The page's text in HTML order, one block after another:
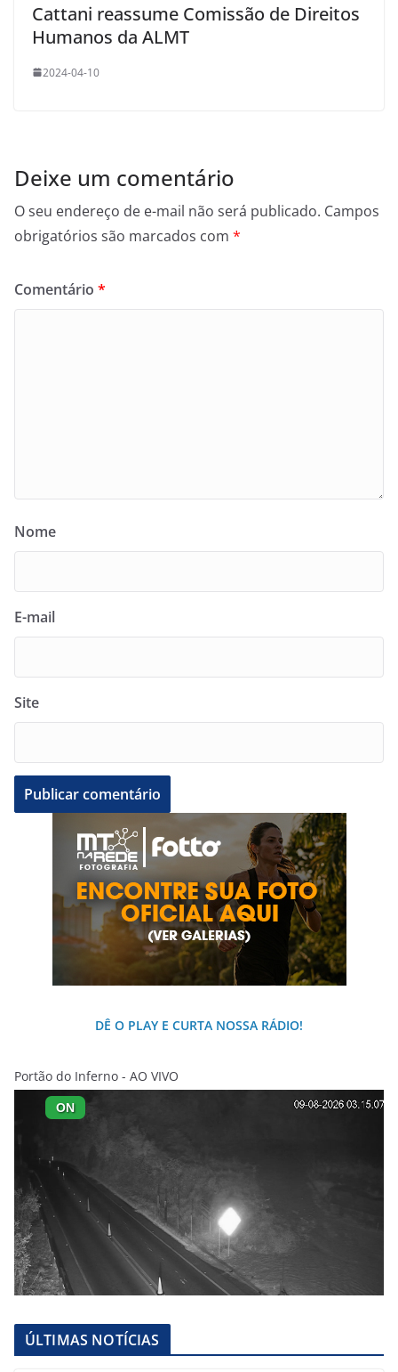
Cattani reassume Comissão de Direitos
Humanos da ALMT
2024-04-10
Deixe um comentário
O seu endereço de e-mail não será publicado. Campos
obrigatórios são marcados com *
Comentário *
Nome
E-mail
Site
DÊ O PLAY E CURTA NOSSA RÁDIO!
Portão do Inferno - AO VIVO
ÚLTIMAS NOTÍCIAS